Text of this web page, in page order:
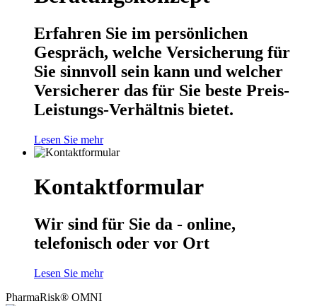
Erfahren Sie im persönlichen
Gespräch, welche Versicherung für
Sie sinnvoll sein kann und welcher
Versicherer das für Sie beste Preis-
Leistungs-Verhältnis bietet.
Lesen Sie mehr
Kontaktformular
Wir sind für Sie da - online,
telefonisch oder vor Ort
Lesen Sie mehr
PharmaRisk® OMNI